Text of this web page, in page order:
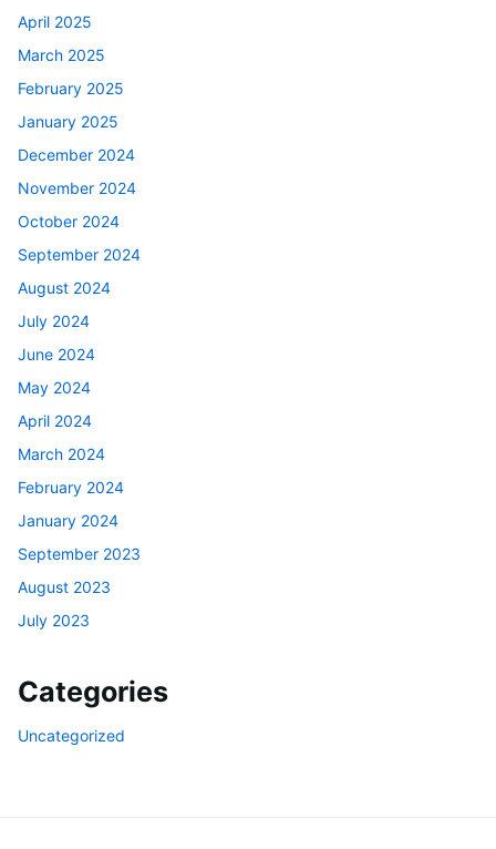
April 2025
March 2025
February 2025
January 2025
December 2024
November 2024
October 2024
September 2024
August 2024
July 2024
June 2024
May 2024
April 2024
March 2024
February 2024
January 2024
September 2023
August 2023
July 2023
Categories
Uncategorized